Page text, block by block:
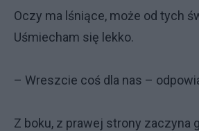
Oczy ma lśniące, może od tych
Uśmiecham się lekko.
– Wreszcie coś dla nas –
Z boku, z prawej strony zaczyna